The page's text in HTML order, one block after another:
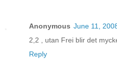
Anonymous June 11,
2,2 , utan Frei blir det
Reply